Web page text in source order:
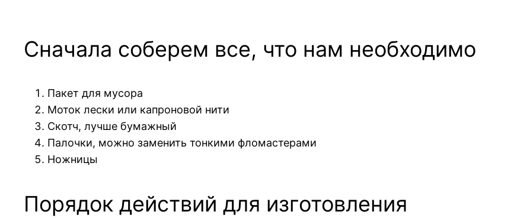
Сначала соберем все, что нам необходимо
Пакет для мусора
Моток лески или капроновой нити
Скотч, лучше бумажный
Палочки, можно заменить тонкими фломастерами
Ножницы
Порядок действий для изготовления